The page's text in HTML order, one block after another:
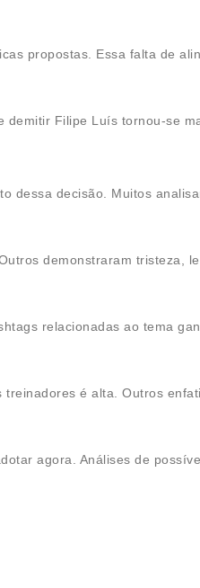
propostas. Essa falta de
Filipe Luís tornou-se
dessa decisão. Muitos
demonstraram tristeza,
relacionadas ao tema
é alta. Outros
agora. Análises de